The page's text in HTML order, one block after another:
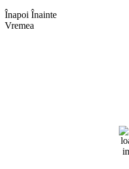
Înapoi Înainte
Vremea
4
Rafală